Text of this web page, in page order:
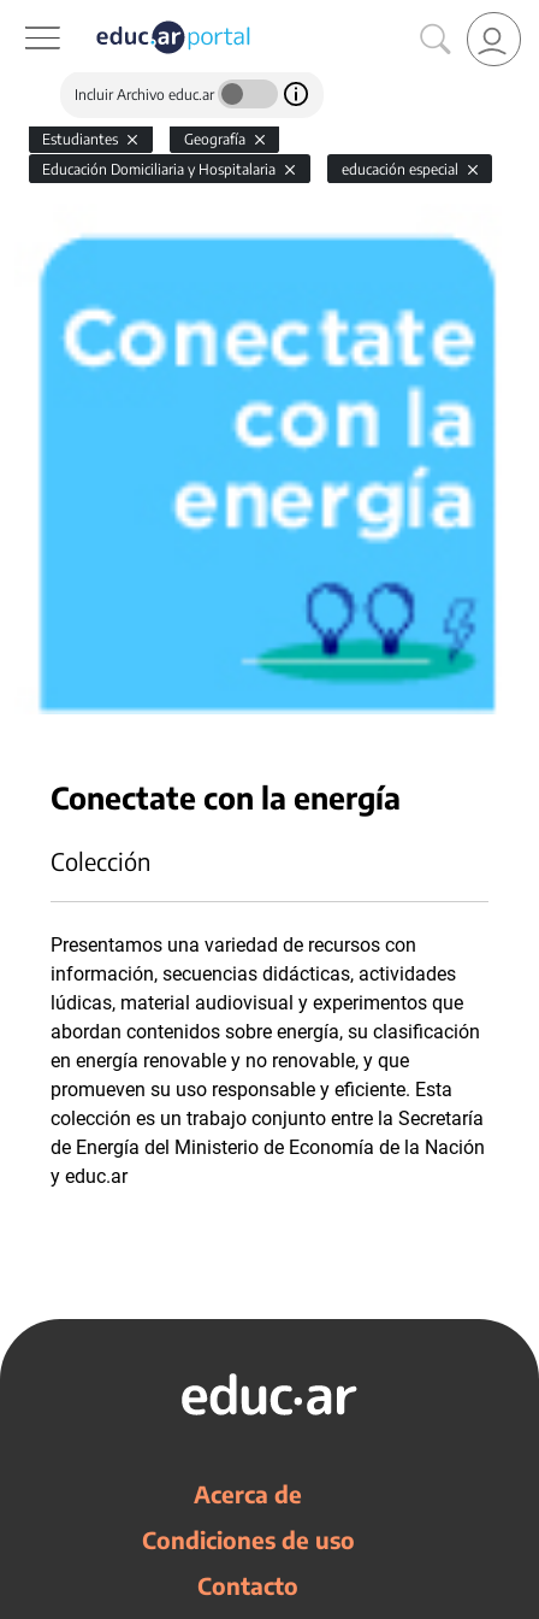
Incluir Archivo educ.ar
Estudiantes
Geografía
Educación Domiciliaria y Hospitalaria
educación especial
Conectate con la energía
Colección
Presentamos una variedad de recursos con
información, secuencias didácticas, actividades
lúdicas, material audiovisual y experimentos que
abordan contenidos sobre energía, su clasificación
en energía renovable y no renovable, y que
promueven su uso responsable y eficiente. Esta
colección es un trabajo conjunto entre la Secretaría
de Energía del Ministerio de Economía de la Nación
y educ.ar
Acerca de
Condiciones de uso
Contacto